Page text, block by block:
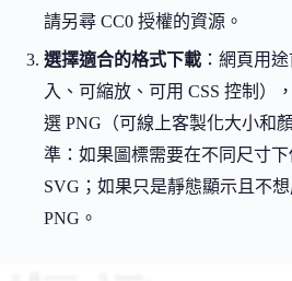
請另尋 CC0 授權的資源。
選擇適合的格式下載 ：網頁用
入、可縮放、可用 CSS 控制）
選 PNG（可線上客製化大小和
準：如果圖標需要在不同尺寸下
SVG；如果只是靜態顯示且不
PNG。